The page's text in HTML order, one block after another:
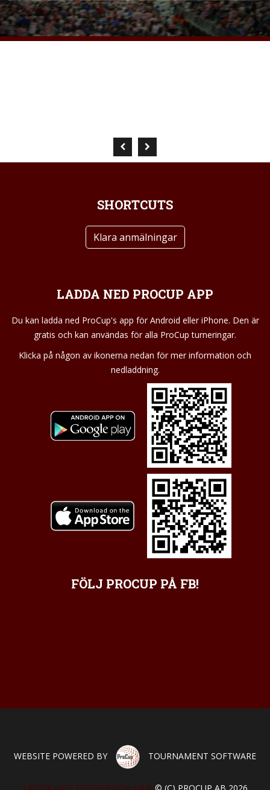
SHORTCUTS
Klara anmälningar
LADDA NED PROCUP APP
Du kan ladda ned ProCup's app för Android eller iPhone. Den är
gratis och kan användas för alla ProCup turneringar.
Klicka på någon av ikonerna nedan för mer information och
nedladdning.
FÖLJ PROCUP PÅ FB!
WEBSITE POWERED BY TOURNAMENT SOFTWARE